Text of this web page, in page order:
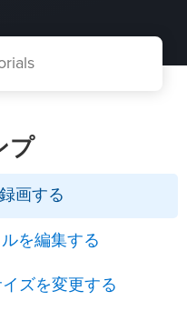
プ
画する
を編集する
ズを変更する